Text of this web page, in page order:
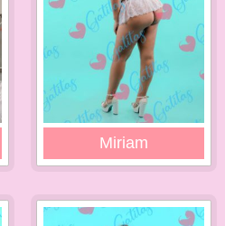
Miriam